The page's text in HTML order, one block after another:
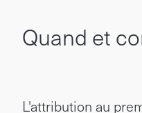
Quand et
L'attribution au